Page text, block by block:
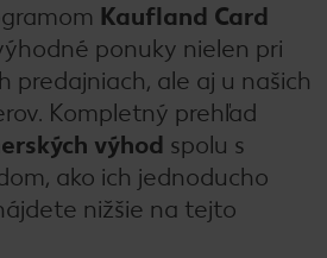
Kaufland Card
ponuky nielen pri
predajniach, ale aj u našich
Kompletný prehľad
výhod spolu s
ako ich jednoducho
nižšie na tejto